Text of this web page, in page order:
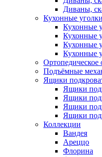
Диваны,
Кухонные уголки
Кухонные
Кухонные
Кухонные
Кухонные
Ортопедическое
Подъёмные
Ящики
Ящики
Ящики
Ящики
Ящики
Коллекции
Вандея
Ареццо
Флорина